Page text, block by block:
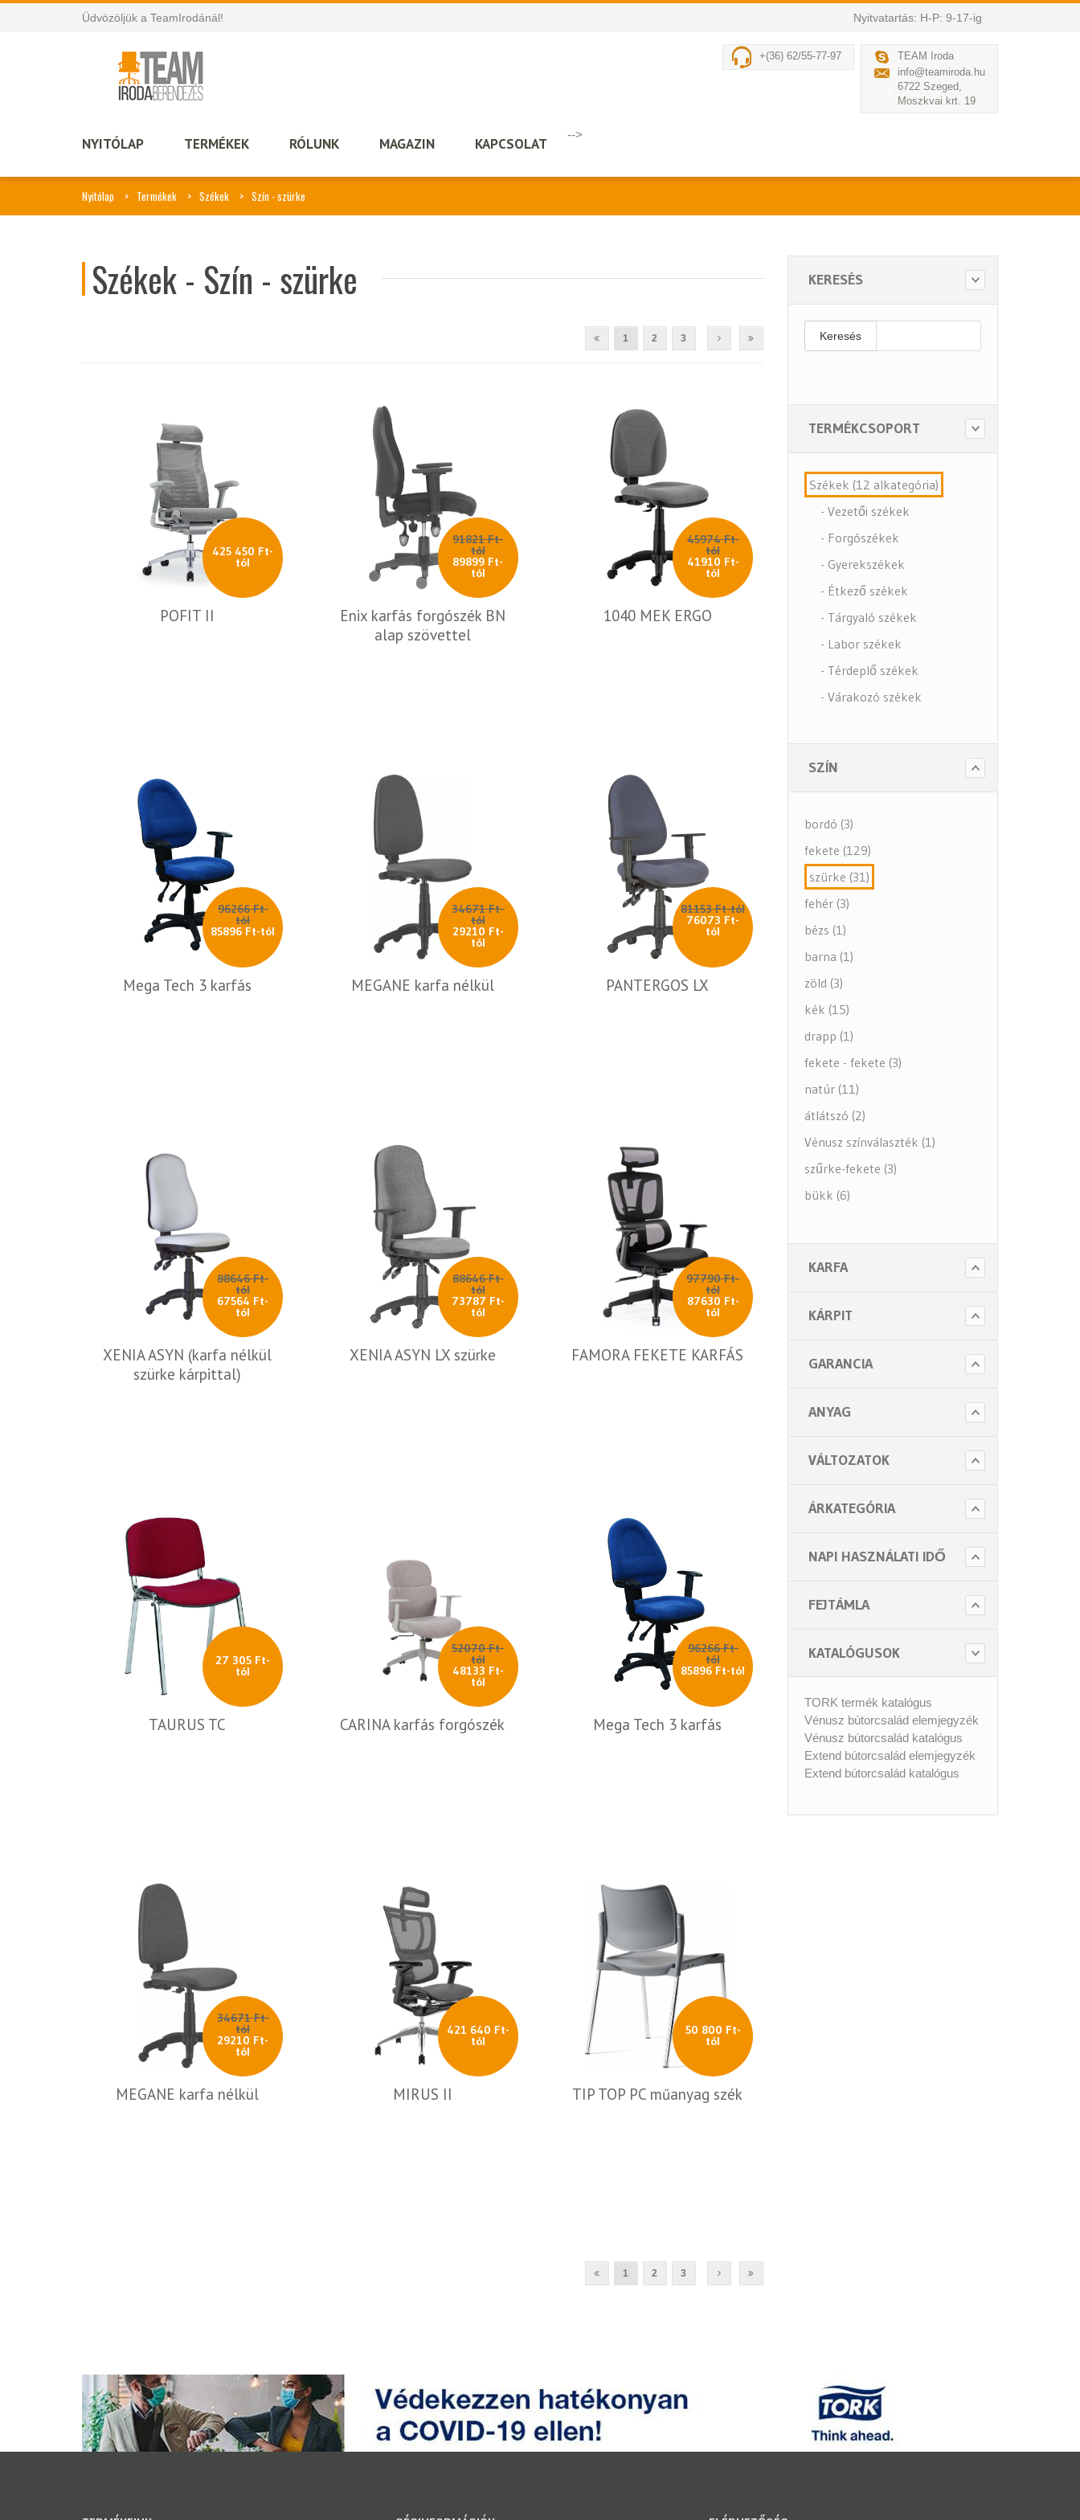
Üdvözöljük a TeamIrodánál! Nyitvatartás: H-P: 9-17-ig
TEAM Iroda
info@teamiroda.hu
6722 Szeged,
Moszkvai krt. 19
+(36) 62/55-77-97
NYITÓLAP TERMÉKEK
-->
RÓLUNK MAGAZIN KAPCSOLAT
Nyitólap Termékek Székek Szín - szürke
Székek - Szín - szürke
1 2 3
425 450 Ft-
tól
POFIT II
91821 Ft-
tól
89899 Ft-
tól
Enix karfás forgószék BN
alap szövettel
45974 Ft-
tól
41910 Ft-
tól
1040 MEK ERGO
96266 Ft-
tól
85896 Ft-tól
Mega Tech 3 karfás
34671 Ft-
tól
29210 Ft-
tól
MEGANE karfa nélkül
81153 Ft-tól
76073 Ft-
tól
PANTERGOS LX
88646 Ft-
tól
67564 Ft-
tól
XENIA ASYN (karfa nélkül
szürke kárpittal)
88646 Ft-
tól
73787 Ft-
tól
XENIA ASYN LX szürke
97790 Ft-
tól
87630 Ft-
tól
FAMORA FEKETE KARFÁS
27 305 Ft-
tól
TAURUS TC
52070 Ft-
tól
48133 Ft-
tól
CARINA karfás forgószék
96266 Ft-
tól
85896 Ft-tól
Mega Tech 3 karfás
34671 Ft-
tól
29210 Ft-
tól
MEGANE karfa nélkül
421 640 Ft-
tól
MIRUS II
50 800 Ft-
tól
TIP TOP PC műanyag szék
1 2 3
KERESÉS
Keresés
TERMÉKCSOPORT
Székek (12 alkategória)
- Vezetői székek
- Forgószékek
- Gyerekszékek
- Étkező székek
- Tárgyaló székek
- Labor székek
- Térdeplő székek
- Várakozó székek
- Nagy teherbírású székek
Bútorok (6 alkategória)
Higiénia (14 alkategória)
Kiegészítők (5 alkategória)
SZÍN
bordó (3)
fekete (129)
szürke (31)
fehér (3)
bézs (1)
barna (1)
zöld (3)
kék (15)
drapp (1)
fekete - fekete (3)
natúr (11)
átlátszó (2)
Vénusz színválaszték (1)
szűrke-fekete (3)
bükk (6)
KARFA
KÁRPIT
GARANCIA
ANYAG
VÁLTOZATOK
ÁRKATEGÓRIA
NAPI HASZNÁLATI IDŐ
FEJTÁMLA
KATALÓGUSOK
TORK termék katalógus
Vénusz bútorcsalád elemjegyzék
Vénusz bútorcsalád katalógus
Extend bútorcsalád elemjegyzék
Extend bútorcsalád katalógus